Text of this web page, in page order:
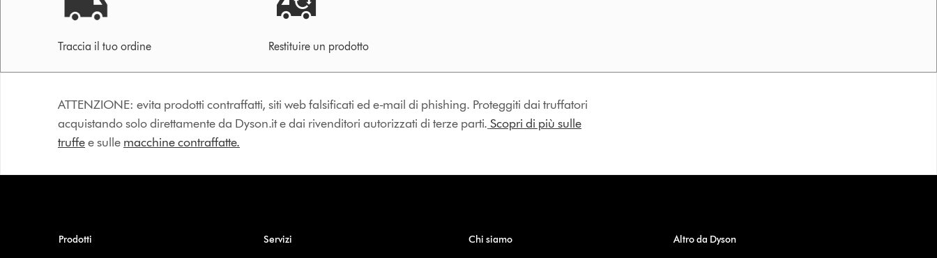
Traccia il tuo ordine Restituire un prodotto
ATTENZIONE: evita prodotti contraffatti, siti web falsificati ed e-mail di phishing. Proteggiti dai truffatori
acquistando solo direttamente da Dyson.it e dai rivenditori autorizzati di terze parti. Scopri di più sulle
truffee sulle macchine contraffatte.
Prodotti Servizi Chi siamo Altro da Dyson